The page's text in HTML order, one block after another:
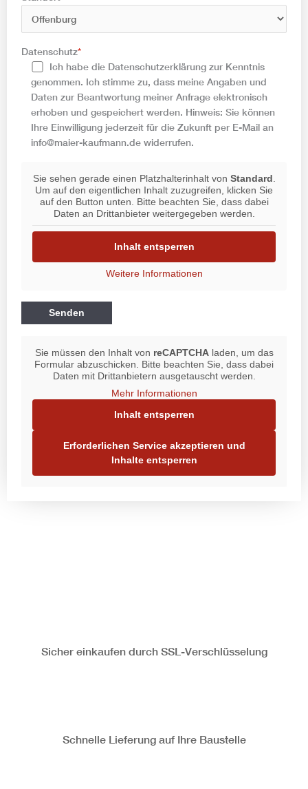
Datenschutz*
Ich habe die Datenschutzerklärung zur Kenntnis
genommen. Ich stimme zu, dass meine Angaben und
Daten zur Beantwortung meiner Anfrage elektronisch
erhoben und gespeichert werden. Hinweis: Sie können
Ihre Einwilligung jederzeit für die Zukunft per E-Mail an
info@maier-kaufmann.de widerrufen.
Sie sehen gerade einen Platzhalterinhalt von Standard
Um auf den eigentlichen Inhalt zuzugreifen, klicken Sie
auf den Button unten. Bitte beachten Sie, dass dabei
Daten an Drittanbieter weitergegeben werden.
Inhalt entsperren
Weitere Informationen
Sie müssen den Inhalt von reCAPTCHAladen, um das
Formular abzuschicken. Bitte beachten Sie, dass dabei
Daten mit Drittanbietern ausgetauscht werden.
Mehr Informationen
Inhalt entsperren
Erforderlichen Service akzeptieren und
Inhalte entsperren
Sicher einkaufen durch SSL-Verschlüsselung
Schnelle Lieferung auf Ihre Baustelle